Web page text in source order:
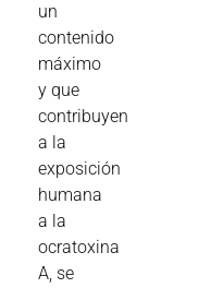
un
contenido
máximo
y que
contribuyen
a la
exposición
humana
a la
ocratoxina
A, se